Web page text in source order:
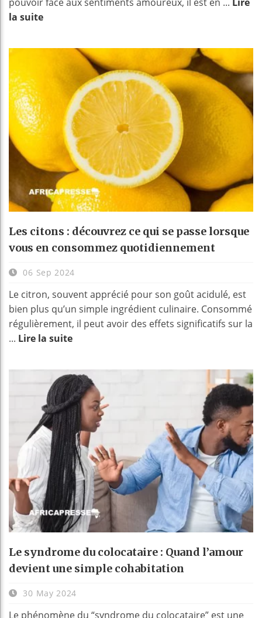
la suite
Les citons : découvrez ce qui se passe lorsque
vous en consommez quotidiennement
06 Sep 2024
Le citron, souvent apprécié pour son goût acidulé, est
bien plus qu’un simple ingrédient culinaire. Consommé
régulièrement, il peut avoir des effets significatifs sur la
... Lire la suite
Le syndrome du colocataire : Quand l’amour
devient une simple cohabitation
30 May 2024
Le phénomène du “syndrome du colocataire” est une